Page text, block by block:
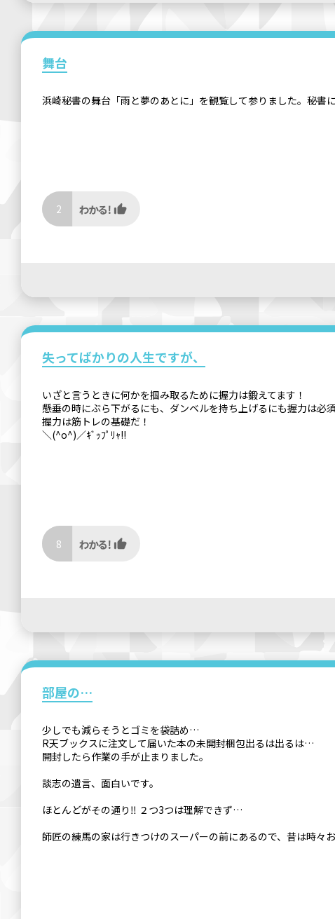
舞台
浜崎秘書の舞台「雨と夢のあとに」を観覧して参りました。秘書
2
失ってばかりの人生ですが、
いざと言うときに何かを掴み取るために握力は鍛えてます！
懸垂の時にぶら下がるにも、ダンベルを持ち上げるにも握力は必
握力は筋トレの基礎だ！
＼(^o^)／ｷﾞｯﾌﾟﾘｬ!!
8
部屋の…
少しでも減らそうとゴミを袋詰め…
R天ブックスに注文して届いた本の未開封梱包出るは出るは…
開封したら作業の手が止まりました。
談志の遺言、面白いです。
ほとんどがその通り‼️ ２つ3つは理解できず…
師匠の練馬の家は行きつけのスーパーの前にあるので、昔は時々